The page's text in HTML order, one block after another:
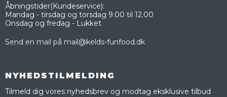
Åbningstider(Kundeservice):
Mandag - tirsdag og torsdag 9.00 til 12.00
Onsdag og fredag - Lukket
Send en mail på mail@kelds-funfood.dk
NYHEDSTILMELDING
Tilmeld dig vores nyhedsbrev og modtag eksklusive tilbud